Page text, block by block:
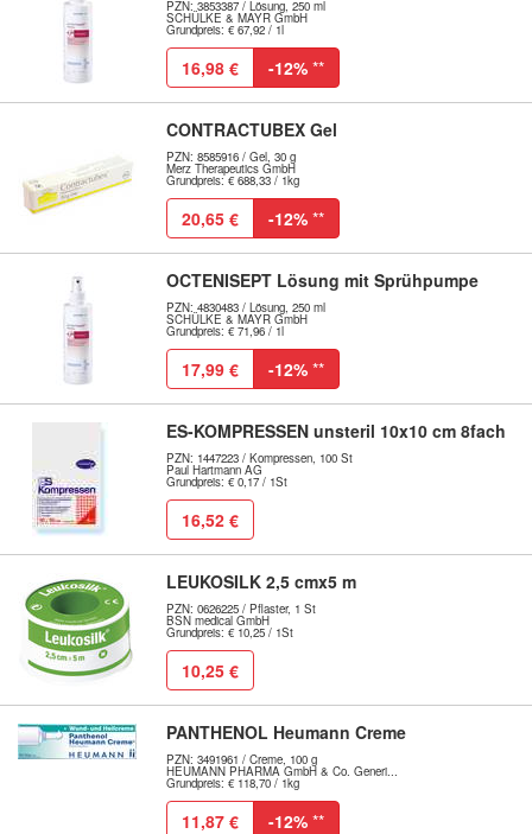
PZN: 3853387 / Lösung, 250 ml
SCHÜLKE & MAYR GmbH
Grundpreis: € 67,92 / 1l
16,98 € -12% **
CONTRACTUBEX Gel
PZN: 8585916 / Gel, 30 g
Merz Therapeutics GmbH
Grundpreis: € 688,33 / 1kg
20,65 € -12% **
OCTENISEPT Lösung mit Sprühpumpe
PZN: 4830483 / Lösung, 250 ml
SCHÜLKE & MAYR GmbH
Grundpreis: € 71,96 / 1l
17,99 € -12% **
ES-KOMPRESSEN unsteril 10x10 cm 8fach
PZN: 1447223 / Kompressen, 100 St
Paul Hartmann AG
Grundpreis: € 0,17 / 1St
16,52 €
LEUKOSILK 2,5 cmx5 m
PZN: 0626225 / Pflaster, 1 St
BSN medical GmbH
Grundpreis: € 10,25 / 1St
10,25 €
PANTHENOL Heumann Creme
PZN: 3491961 / Creme, 100 g
HEUMANN PHARMA GmbH & Co. Generi...
Grundpreis: € 118,70 / 1kg
11,87 € -12% **